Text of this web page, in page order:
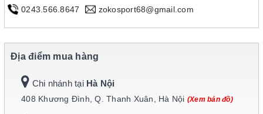
0243.566.8647 zokosport68@gmail.com
Địa điểm mua hàng
Chi nhánh tại Hà Nội
408 Khương Đình, Q. Thanh Xuân, Hà Nội (Xem bản đồ)